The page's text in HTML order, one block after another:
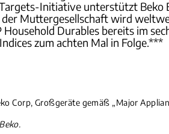
Initiative unterstützt
Muttergesellschaft wird
Durables bereits im
zum achten Mal in Folge.***
Großgeräte gemäß „Major